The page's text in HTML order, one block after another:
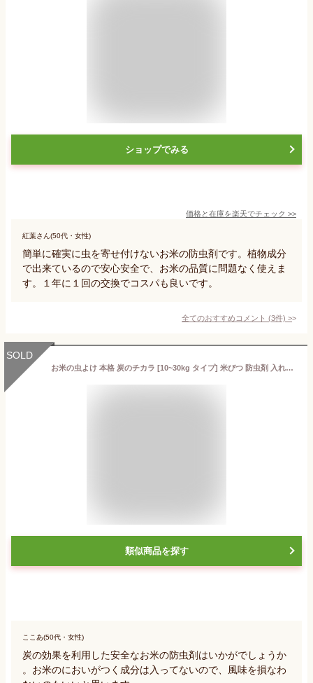
ショップでみる
価格と在庫を楽天でチェック >>
紅葉さん(50代・女性)
簡単に確実に虫を寄せ付けないお米の防虫剤です。植物成分
で出来ているので安心安全で、お米の品質に問題なく使えま
す。１年に１回の交換でコスパも良いです。
全てのおすすめコメント (3件) >
SOLD
お米の虫よけ 本格 炭のチカラ [10~30kg タイプ] 米びつ 防虫剤 入れるだけ(アース製薬)
類似商品を探す
ここあ(50代・女性)
炭の効果を利用した安全なお米の防虫剤はいかがでしょうか
。お米のにおいがつく成分は入ってないので、風味を損なわ